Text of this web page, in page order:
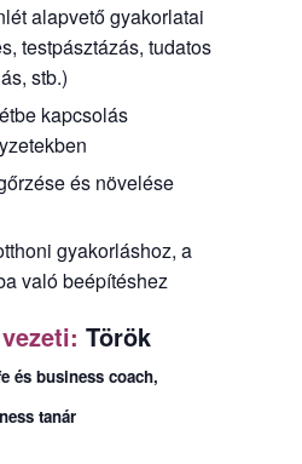
alapvető gyakorlatai
testpásztázás, tudatos
stb.)
kapcsolás
és növelése
gyakorláshoz, a
való beépítéshez
Török
és business coach,
tanár